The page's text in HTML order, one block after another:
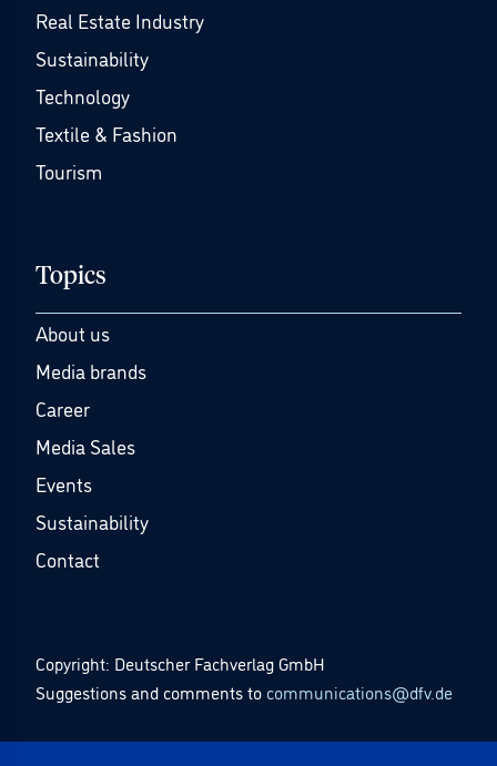
Real Estate Industry
Sustainability
Technology
Textile & Fashion
Tourism
Topics
About us
Media brands
Career
Media Sales
Events
Sustainability
Contact
Copyright: Deutscher Fachverlag GmbH
Suggestions and comments to communications@dfv.de